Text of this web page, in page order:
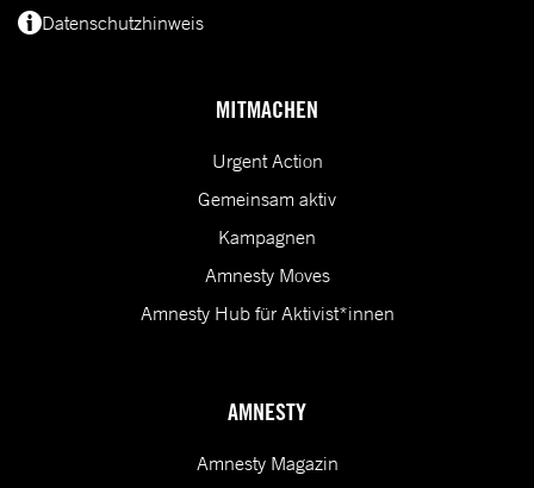
MITMACHEN
Urgent Action
Gemeinsam aktiv
Kampagnen
Amnesty Moves
Amnesty Hub für Aktivist*innen
AMNESTY
Amnesty Magazin
Datenschutzhinweis